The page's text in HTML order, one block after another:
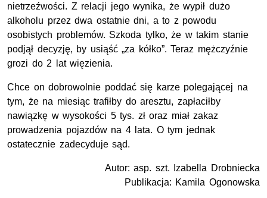
nietrzeźwości. Z relacji jego wynika, że wypił dużo
alkoholu przez dwa ostatnie dni, a to z powodu
osobistych problemów. Szkoda tylko, że w takim stanie
podjął decyzję, by usiąść „za kółko”. Teraz mężczyźnie
grozi do 2 lat więzienia.
Chce on dobrowolnie poddać się karze polegającej na
tym, że na miesiąc trafiłby do aresztu, zapłaciłby
nawiązkę w wysokości 5 tys. zł oraz miał zakaz
prowadzenia pojazdów na 4 lata. O tym jednak
ostatecznie zadecyduje sąd.
Autor: asp. szt. Izabella Drobniecka
Publikacja: Kamila Ogonowska